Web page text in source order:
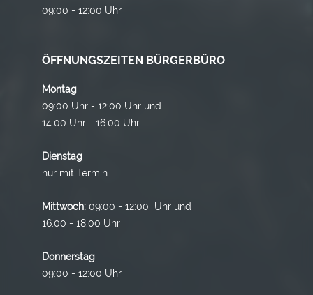
09:00 - 12:00 Uhr
ÖFFNUNGSZEITEN BÜRGERBÜRO
Montag
09:00 Uhr - 12:00 Uhr und
14:00 Uhr - 16:00 Uhr
Dienstag
nur mit Termin
Mittwoch: 09:00 - 12:00 Uhr und
16.00 - 18.00 Uhr
Donnerstag
09:00 - 12:00 Uhr